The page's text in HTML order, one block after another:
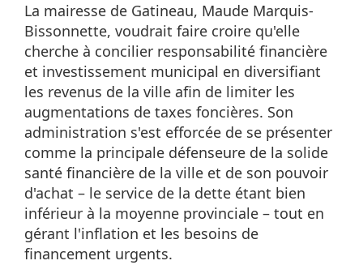
La mairesse de Gatineau, Maude Marquis-
Bissonnette, voudrait faire croire qu'elle
cherche à concilier responsabilité financière
et investissement municipal en diversifiant
les revenus de la ville afin de limiter les
augmentations de taxes foncières. Son
administration s'est efforcée de se présenter
comme la principale défenseure de la solide
santé financière de la ville et de son pouvoir
d'achat – le service de la dette étant bien
inférieur à la moyenne provinciale – tout en
gérant l'inflation et les besoins de
financement urgents.